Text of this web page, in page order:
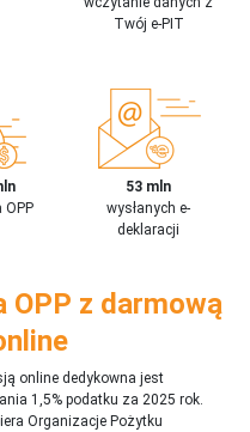
Twój e-PIT
OPP
53 mln
wysłanych e-
deklaracji
OPP z darmową
online dedykowna jest
1,5% podatku za 2025 rok.
Organizacje Pożytku